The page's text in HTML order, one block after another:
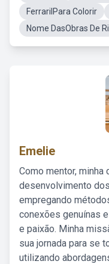
FerrarilPara Colorir
Nome DasObras De
Emelie
Como mentor, minha
desenvolvimento
empregando
conexões genuínas
e paixão. Minha
sua jornada para se
utilizando